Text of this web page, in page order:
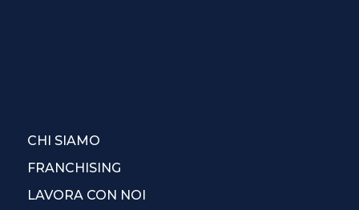
CHI SIAMO
FRANCHISING
LAVORA CON NOI